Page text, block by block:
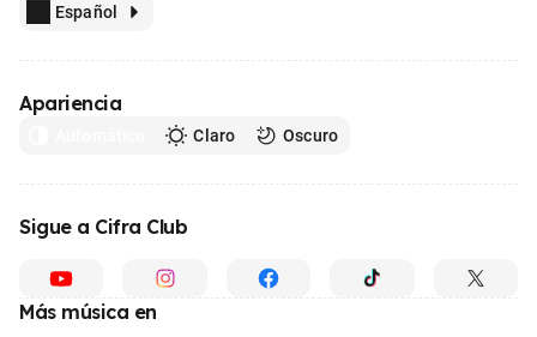
Español
Apariencia
Claro Oscuro
Sigue a Cifra Club
Más música en